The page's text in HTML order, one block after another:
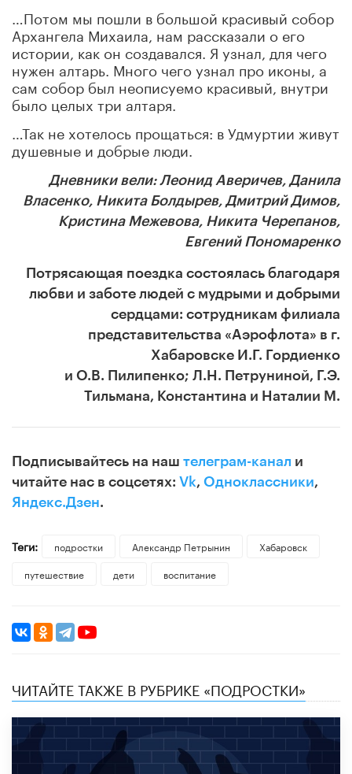
…Потом мы пошли в большой красивый собор
Архангела Михаила, нам рассказали о его
истории, как он создавался. Я узнал, для чего
нужен алтарь. Много чего узнал про иконы, а
сам собор был неописуемо красивый, внутри
было целых три алтаря.
…Так не хотелось прощаться: в Удмуртии живут
душевные и добрые люди.
Дневники вели: Леонид Аверичев, Данила
Власенко, Никита Болдырев, Дмитрий Димов,
Кристина Межевова, Никита Черепанов,
Евгений Пономаренко
Потрясающая поездка состоялась благодаря
любви и заботе людей с мудрыми и добрыми
сердцами: сотрудникам филиала
представительства «Аэрофлота» в г.
Хабаровске И.Г. Гордиенко
и О.В. Пилипенко; Л.Н. Петруниной, Г.Э.
Тильмана, Константина и Наталии М.
Подписывайтесь на наш телеграм-канал и
читайте нас в соцсетях: Vk, Одноклассники,
Яндекс.Дзен.
Теги: подростки Александр Петрынин
Хабаровск
путешествие
дети воспитание
ЧИТАЙТЕ ТАКЖЕ В РУБРИКЕ «ПОДРОСТКИ»